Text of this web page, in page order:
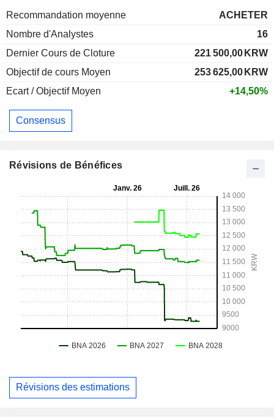
Recommandation moyenne
ACHETER
Nombre d'Analystes
16
Dernier Cours de Cloture
221 500,00 KRW
Objectif de cours Moyen
253 625,00 KRW
Ecart / Objectif Moyen
+14,50%
Consensus
Révisions de Bénéfices
Révisions des estimations